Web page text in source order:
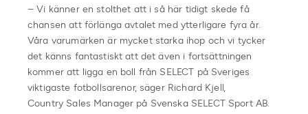
– Vi känner en stolthet att i så här tidigt skede få
chansen att förlänga avtalet med ytterligare fyra år.
Våra varumärken är mycket starka ihop och vi tycker
det känns fantastiskt att det även i fortsättningen
kommer att ligga en boll från SELECT på Sveriges
viktigaste fotbollsarenor, säger Richard Kjell,
Country Sales Manager på Svenska SELECT Sport AB.